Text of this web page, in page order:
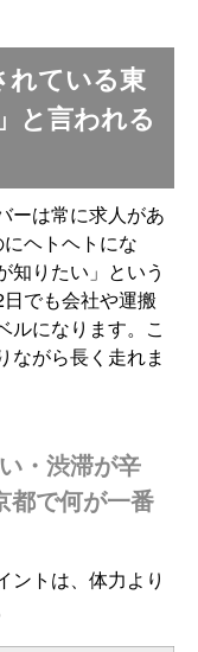
れている東
と言われる
ーは常に求人があ
ヘトヘトにな
知りたい」という
でも会社や運搬
ルになります。こ
ながら長く走れま
・渋滞が辛
で何が一番
ントは、体力より